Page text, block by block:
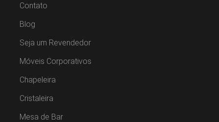
Contato
Blog
Seja um Revendedor
Móveis Corporativos
Chapeleira
Cristaleira
Mesa de Bar